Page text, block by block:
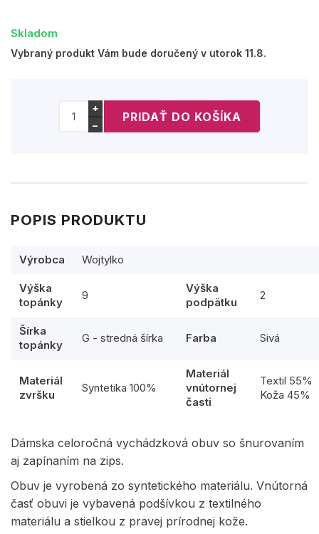
Skladom
Vybraný produkt Vám bude doručený v utorok 11.8.
+
−
POPIS PRODUKTU
Výrobca Wojtylko
Výška
topánky
9
Výška
podpätku
2
Šírka
topánky
G - stredná šírka Farba Sivá
Materiál
zvršku
Syntetika 100%
Materiál
vnútornej
časti
Textil 55%
Koža 45%
Dámska celoročná vychádzková obuv so šnurovaním
aj zapínaním na zips.
Obuv je vyrobená zo syntetického materiálu. Vnútorná
časť obuvi je vybavená podšívkou z textilného
materiálu a stielkou z pravej prírodnej kože.